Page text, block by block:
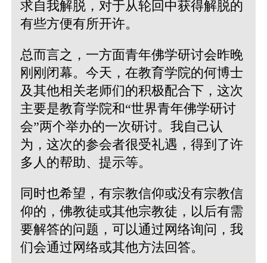
求自我解脱，对于从轮回中获得解脱的
有些方便有所开许。
总而言之，一方面青年佛学研讨会昨晚
刚刚闭幕。今天，在教育学院的何博士
及其他相关老师们的积极配合下，这次
主要是教育学院和“世界青年佛学研讨
会”两个举办的一次研讨。我自己认
为，这次的参会者很受礼遇，得到了许
多人的帮助、提示等。
同时也希望，有宗教信仰或没有宗教信
仰的，佛教徒或其他宗教徒，以后有需
要解答的问题，可以通过网络询问，我
们会通过网络或其他方法回答。